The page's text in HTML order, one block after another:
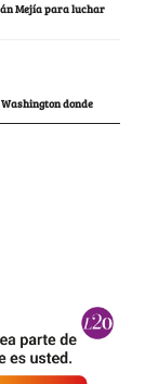
Mejía para luchar
donde